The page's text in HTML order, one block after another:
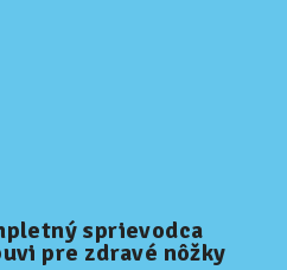
sprievodca
pre zdravé nôžky